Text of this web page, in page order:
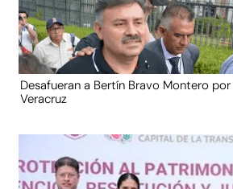
Desafueran a Bertín Bravo Montero
Veracruz